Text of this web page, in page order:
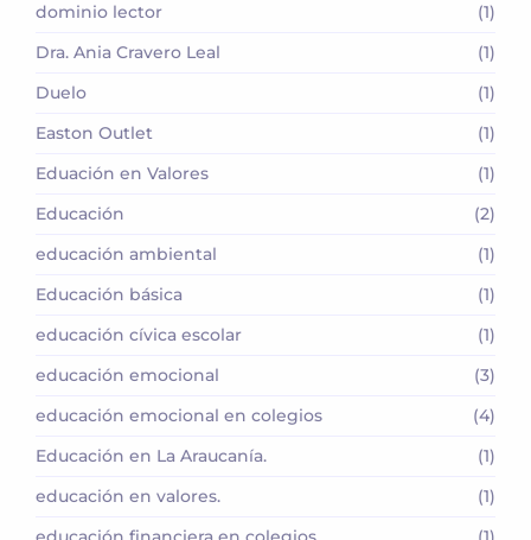
dominio lector
(1)
Dra. Ania Cravero Leal
(1)
Duelo
(1)
Easton Outlet
(1)
Eduación en Valores
(1)
Educación
(2)
educación ambiental
(1)
Educación básica
(1)
educación cívica escolar
(1)
educación emocional
(3)
educación emocional en colegios
(4)
Educación en La Araucanía.
(1)
educación en valores.
(1)